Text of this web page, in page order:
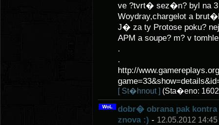
ve ?tvrt� sez�n? byl na
Woydray,chargelot a
J� za ty Protose poku?
APM a soupe? m? v
.
.
http://
[ St�hnout ] (Sta�eno:
WoL
dobr� obrana pak
znova :) - 12.05.2012 14:45